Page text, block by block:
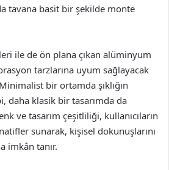
tavana basit bir şekilde monte
ile de ön plana çıkan alüminyum
tarzlarına uyum sağlayacak
bir ortamda şıklığın
daha klasik bir tasarımda da
ve tasarım çeşitliliği, kullanıcıların
sunarak, kişisel dokunuşlarını
imkân tanır.